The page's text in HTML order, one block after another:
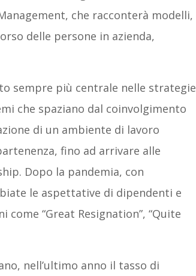
che racconterà modelli,
delle persone in azienda,
sempre più centrale nelle strategie
che spaziano dal coinvolgimento
di un ambiente di lavoro
fino ad arrivare alle
Dopo la pandemia, con
le aspettative di dipendenti e
“Great Resignation”, “Quite
nell’ultimo anno il tasso di